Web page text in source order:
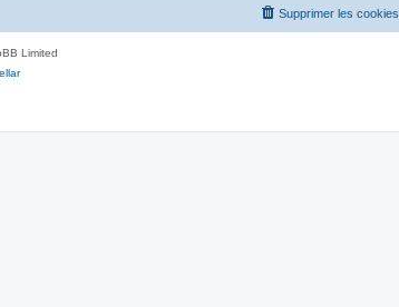
Supprimer les cookies
Limited